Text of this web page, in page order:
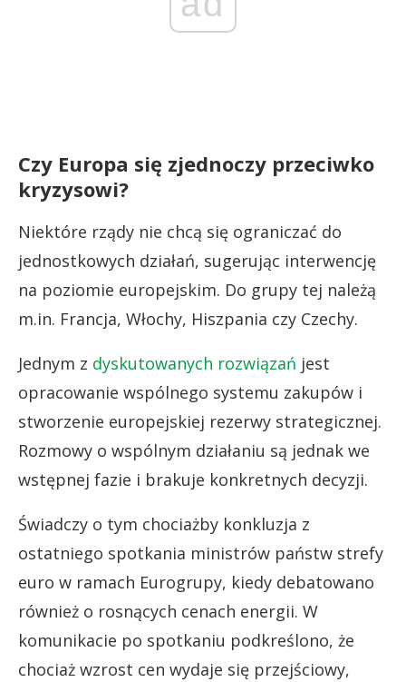
Czy Europa się zjednoczy przeciwko
kryzysowi?
Niektóre rządy nie chcą się ograniczać do
jednostkowych działań, sugerując interwencję
na poziomie europejskim. Do grupy tej należą
m.in. Francja, Włochy, Hiszpania czy Czechy.
Jednym z dyskutowanych rozwiązań jest
opracowanie wspólnego systemu zakupów i
stworzenie europejskiej rezerwy strategicznej.
Rozmowy o wspólnym działaniu są jednak we
wstępnej fazie i brakuje konkretnych decyzji.
Świadczy o tym chociażby konkluzja z
ostatniego spotkania ministrów państw strefy
euro w ramach Eurogrupy, kiedy debatowano
również o rosnących cenach energii. W
komunikacie po spotkaniu podkreślono, że
chociaż wzrost cen wydaje się przejściowy,